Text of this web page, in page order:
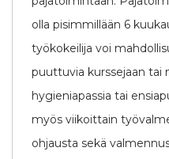
olla pisimmillään 6
työkokeilija voi
puuttuvia kurssejaan tai
hygieniapassia tai
myös viikoittain
ohjausta sekä